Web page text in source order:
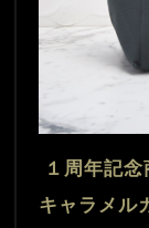
１周年記
キャラメル